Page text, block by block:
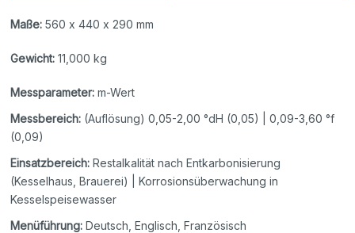
Maße: 560 x 440 x 290 mm
Gewicht: 11,000 kg
Messparameter: m-Wert
Messbereich: (Auflösung) 0,05-2,00 °dH (0,05) | 0,09-3,60 °f
(0,09)
Einsatzbereich: Restalkalität nach Entkarbonisierung
(Kesselhaus, Brauerei) | Korrosionsüberwachung in
Kesselspeisewasser
Menüführung: Deutsch, Englisch, Französisch